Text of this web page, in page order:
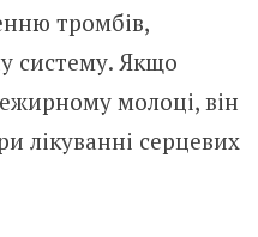
тромбів,
систему. Якщо
молоці, він
лікуванні серцевих